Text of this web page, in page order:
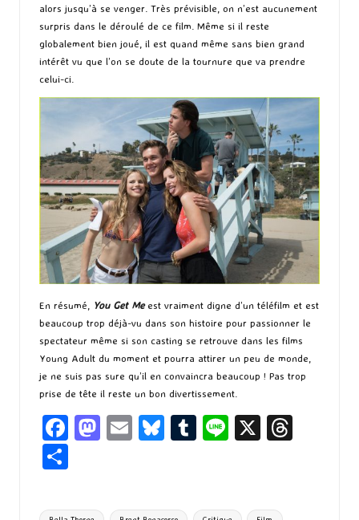
alors jusqu’à se venger. Très prévisible, on n’est aucunement
surpris dans le déroulé de ce film. Même si il reste
globalement bien joué, il est quand même sans bien grand
intérêt vu que l’on se doute de la tournure que va prendre
celui-ci.
En résumé, You Get Me est vraiment digne d’un téléfilm et est
beaucoup trop déjà-vu dans son histoire pour passionner le
spectateur même si son casting se retrouve dans les films
Young Adult du moment et pourra attirer un peu de monde,
je ne suis pas sure qu’il en convaincra beaucoup ! Pas trop
prise de tête il reste un bon divertissement.
Fa
o
M
d
E
l
Bl
ky
T
bl
Li X
ta
Tags: